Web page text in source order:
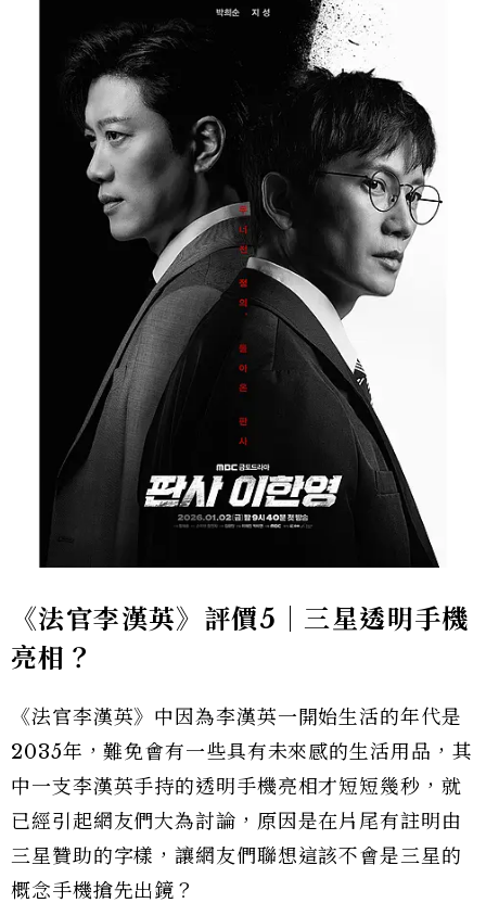
《法官李漢英》評價5｜三星透明手機
亮相？
《法官李漢英》中因為李漢英一開始生活的年代是
2035年，難免會有一些具有未來感的生活用品，其
中一支李漢英手持的透明手機亮相才短短幾秒，就
已經引起網友們大為討論，原因是在片尾有註明由
三星贊助的字樣，讓網友們聯想這該不會是三星的
概念手機搶先出鏡？